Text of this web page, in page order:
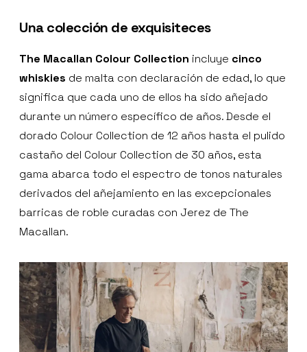
Una colección de exquisiteces
The Macallan Colour Collection incluye cinco
whiskies de malta con declaración de edad, lo que
significa que cada uno de ellos ha sido añejado
durante un número específico de años. Desde el
dorado Colour Collection de 12 años hasta el pulido
castaño del Colour Collection de 30 años, esta
gama abarca todo el espectro de tonos naturales
derivados del añejamiento en las excepcionales
barricas de roble curadas con Jerez de The
Macallan.